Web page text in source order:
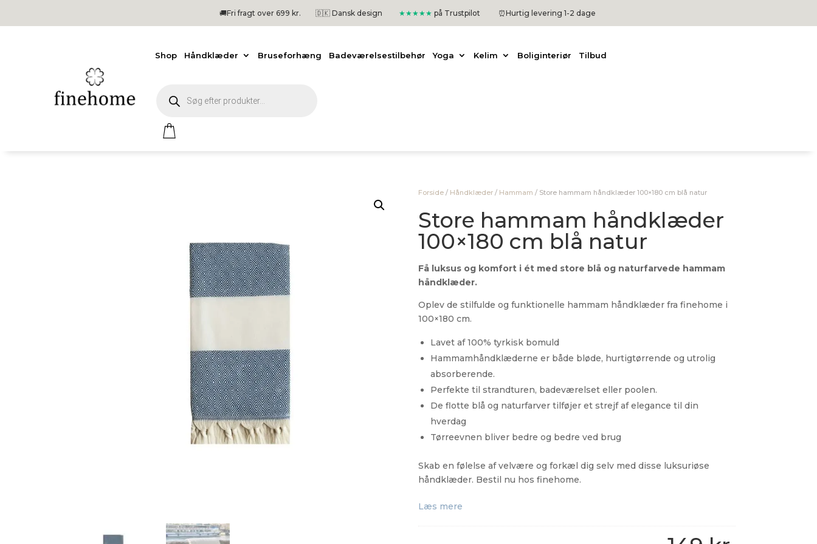
🚚Fri fragt over 699 kr. 🇩🇰 Dansk design ★★★★★ på Trustpilot ⏰Hurtig levering 1-2 dage
Shop Håndklæder Bruseforhæng Badeværelsestilbehør Yoga Kelim Boliginteriør Tilbud
search
Forside / Håndklæder / Hammam / Store hammam håndklæder 100×180 cm blå natur
Store hammam håndklæder
100×180 cm blå natur
Få luksus og komfort i ét med store blå og naturfarvede hammam
håndklæder.
Oplev de stilfulde og funktionelle hammam håndklæder fra finehome i
100×180 cm.
Lavet af 100% tyrkisk bomuld
Hammamhåndklæderne er både bløde, hurtigtørrende og utrolig
absorberende.
Perfekte til strandturen, badeværelset eller poolen.
De flotte blå og naturfarver tilføjer et strejf af elegance til din
hverdag
Tørreevnen bliver bedre og bedre ved brug
Skab en følelse af velvære og forkæl dig selv med disse luksuriøse
håndklæder. Bestil nu hos finehome.
Læs mere